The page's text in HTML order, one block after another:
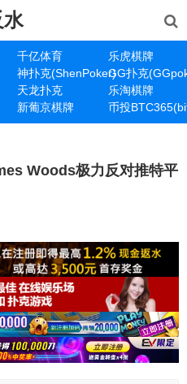
千亿体育
乐虎棋牌
神扑克(ShenPoker)GG扑克
天龙扑克
乐淘棋牌
新葡京棋牌 币投
Woods极力反对推特平